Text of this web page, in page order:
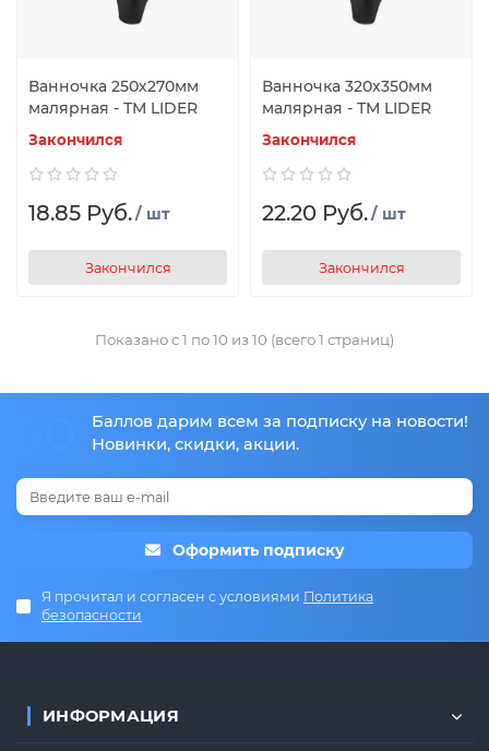
Ванночка 250х270мм
малярная - ТМ LIDER
Закончился
18.85 Руб./ шт
Закончился
Ванночка 320х350мм
малярная - ТМ LIDER
Закончился
22.20 Руб./ шт
Закончился
Показано с 1 по 10 из 10 (всего 1 страниц)
Баллов дарим всем за подписку на новости!
Новинки, скидки, акции.
Оформить подписку
Я прочитал и согласен с условиями Политика
безопасности
ИНФОРМАЦИЯ